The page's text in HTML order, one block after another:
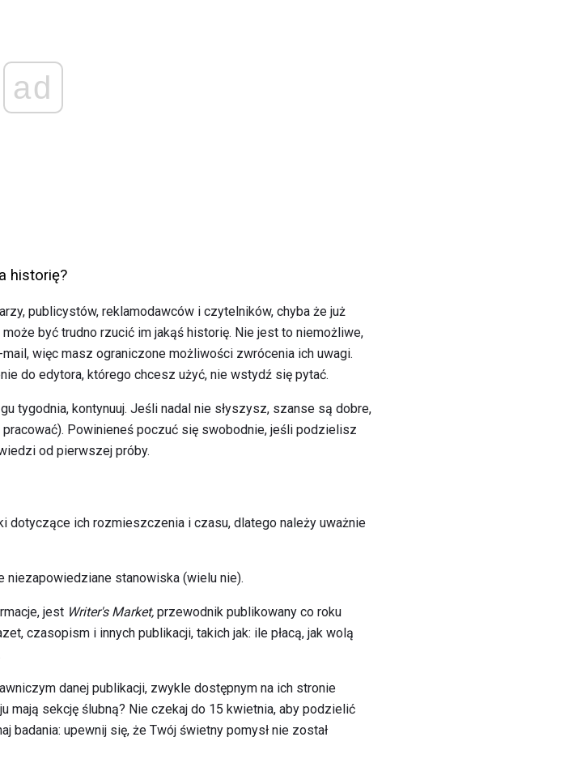
ad
historię?
publicystów, reklamodawców i czytelników, chyba że już
być trudno rzucić im jakąś historię. Nie jest to niemożliwe,
więc masz ograniczone możliwości zwrócenia ich uwagi.
do edytora, którego chcesz użyć, nie wstydź się pytać.
tygodnia, kontynuuj. Jeśli nadal nie słyszysz, szanse są dobre,
Powinieneś poczuć się swobodnie, jeśli podzielisz
od pierwszej próby.
dotyczące ich rozmieszczenia i czasu, dlatego należy uważnie
niezapowiedziane stanowiska (wielu nie).
jest Writer's Market, przewodnik publikowany co roku
czasopism i innych publikacji, takich jak: ile płacą, jak wolą
danej publikacji, zwykle dostępnym na ich stronie
mają sekcję ślubną? Nie czekaj do 15 kwietnia, aby podzielić
badania: upewnij się, że Twój świetny pomysł nie został